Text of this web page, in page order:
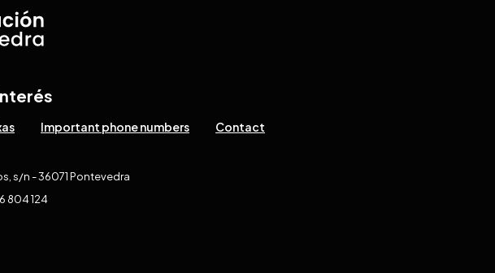
Important phone numbers Contact
s/n - 36071 Pontevedra
804 124